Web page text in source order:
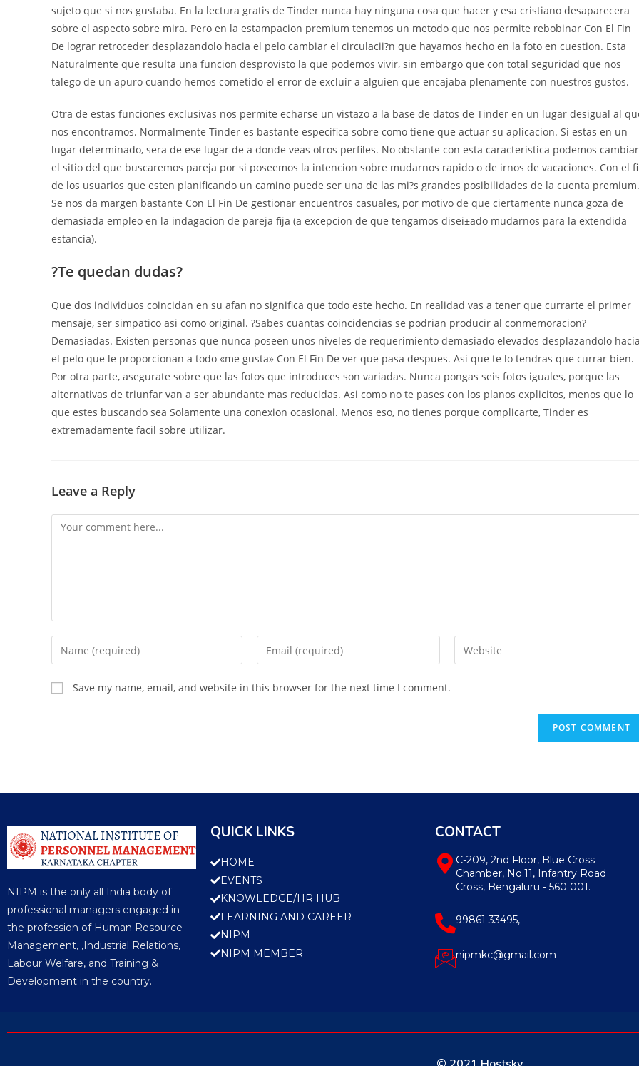
sujeto que si nos gustaba. En la lectura gratis de Tinder nunca hay ninguna cosa que hacer y esa cristiano desaparecera
sobre el aspecto sobre mira. Pero en la estampacion premium tenemos un metodo que nos permite rebobinar Con El Fin
De lograr retroceder desplazandolo hacia el pelo cambiar el circulacii?n que hayamos hecho en la foto en cuestion. Esta
Naturalmente que resulta una funcion desprovisto la que podemos vivir, sin embargo que con total seguridad que nos
talego de un apuro cuando hemos cometido el error de excluir a alguien que encajaba plenamente con nuestros gustos.
Otra de estas funciones exclusivas nos permite echarse un vistazo a la base de datos de Tinder en un lugar desigual al
nos encontramos. Normalmente Tinder es bastante especifica sobre como tiene que actuar su aplicacion. Si estas en un
lugar determinado, sera de ese lugar de a donde veas otros perfiles. No obstante con esta caracteristica podemos cambiar
el sitio del que buscaremos pareja por si poseemos la intencion sobre mudarnos rapido o de irnos de vacaciones. Con el
de los usuarios que esten planificando un camino puede ser una de las mi?s grandes posibilidades de la cuenta premium.
Se nos da margen bastante Con El Fin De gestionar encuentros casuales, por motivo de que ciertamente nunca goza de
demasiada empleo en la indagacion de pareja fija (a excepcion de que tengamos disei±ado mudarnos para la extendida
estancia).
?Te quedan dudas?
Que dos individuos coincidan en su afan no significa que todo este hecho. En realidad vas a tener que currarte el primer
mensaje, ser simpatico asi­ como original. ?Sabes cuantas coincidencias se podri­an producir al conmemoracion?
Demasiadas. Existen personas que nunca poseen unos niveles de requerimiento demasiado elevados desplazandolo hacia
el pelo que le proporcionan a todo «me gusta» Con El Fin De ver que pasa despues. Asi que te lo tendras que currar bien.
Por otra parte, asegurate sobre que las fotos que introduces son variadas. Nunca pongas seis fotos iguales, porque las
alternativas de triunfar van a ser abundante mas reducidas. Asi­ como no te pases con los planos explicitos, menos que lo
que estes buscando sea Solamente una conexion ocasional. Menos eso, no tienes porque complicarte, Tinder es
extremadamente facil sobre utilizar.
Leave a Reply
Save my name, email, and website in this browser for the next time I comment.
NIPM is the only all India body of
professional managers engaged in
the profession of Human Resource
Management, ,Industrial Relations,
Labour Welfare, and Training &
Development in the country.
QUICK LINKS
HOME
EVENTS
KNOWLEDGE/HR HUB
LEARNING AND CAREER
NIPM
NIPM MEMBER
CONTACT
C-209, 2nd Floor, Blue Cross
Chamber, No.11, Infantry Road
Cross, Bengaluru - 560 001.
99861 33495,
nipmkc@gmail.com